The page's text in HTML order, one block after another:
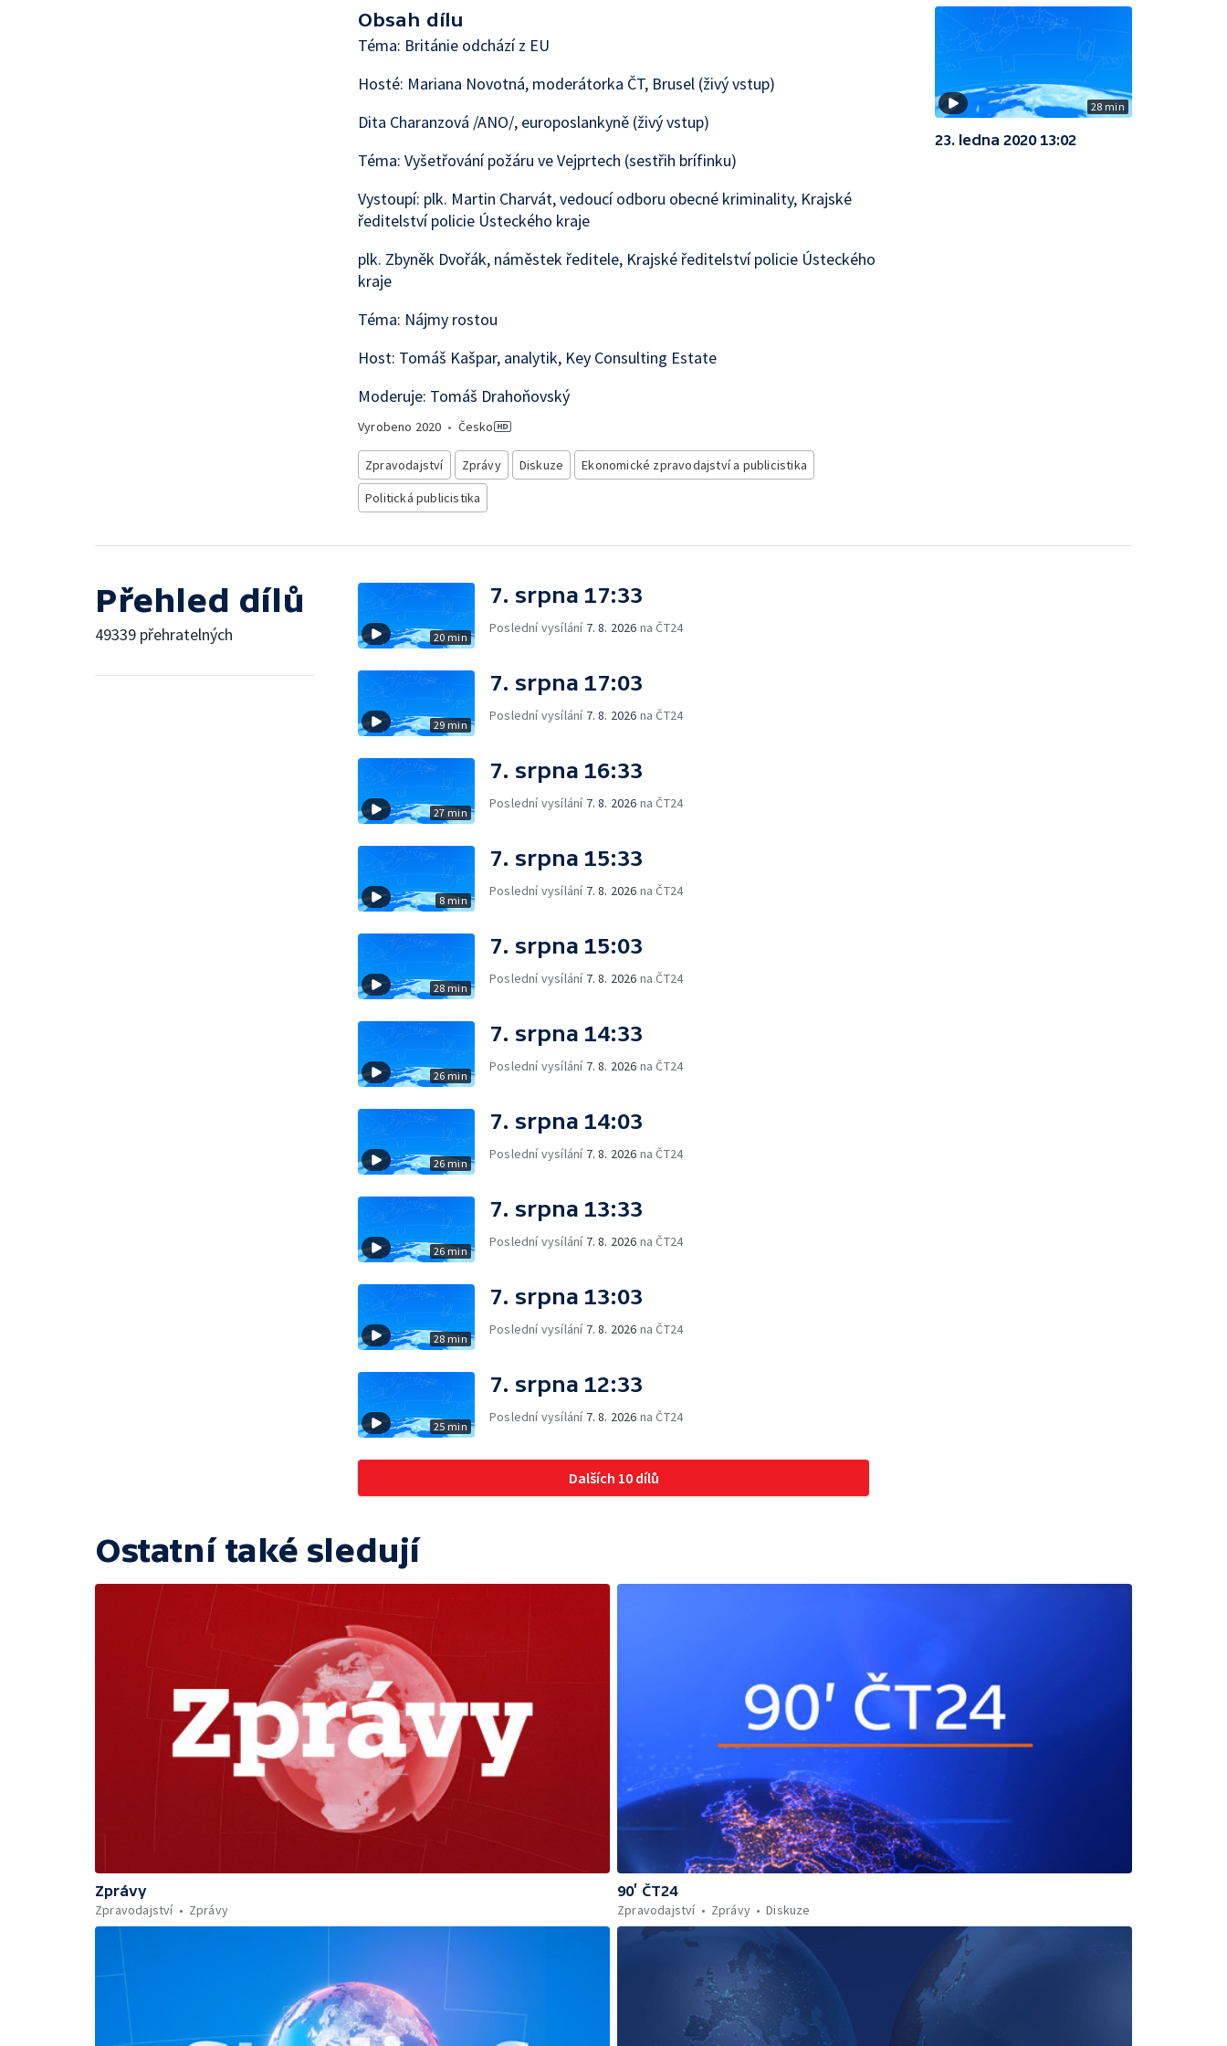
Obsah dílu
Téma: Británie odchází z EU
Hosté: Mariana Novotná, moderátorka ČT, Brusel (živý vstup)
Dita Charanzová /ANO/, europoslankyně (živý vstup)
Téma: Vyšetřování požáru ve Vejprtech (sestřih brífinku)
Vystoupí: plk. Martin Charvát, vedoucí odboru obecné kriminality, Krajské
ředitelství policie Ústeckého kraje
plk. Zbyněk Dvořák, náměstek ředitele, Krajské ředitelství policie Ústeckého
kraje
Téma: Nájmy rostou
Host: Tomáš Kašpar, analytik, Key Consulting Estate
Moderuje: Tomáš Drahoňovský
Vyrobeno 2020 • Česko
Zpravodajství Zprávy Diskuze
Ekonomické zpravodajství a publicistika
Politická publicistika
28 min
23. ledna 2020 13:02
Přehled dílů
49339 přehratelných 20 min
7. srpna 17:33
Poslední vysílání 7. 8. 2026 na ČT24
29 min
7. srpna 17:03
Poslední vysílání 7. 8. 2026 na ČT24
27 min
7. srpna 16:33
Poslední vysílání 7. 8. 2026 na ČT24
8 min
7. srpna 15:33
Poslední vysílání 7. 8. 2026 na ČT24
28 min
7. srpna 15:03
Poslední vysílání 7. 8. 2026 na ČT24
26 min
7. srpna 14:33
Poslední vysílání 7. 8. 2026 na ČT24
26 min
7. srpna 14:03
Poslední vysílání 7. 8. 2026 na ČT24
26 min
7. srpna 13:33
Poslední vysílání 7. 8. 2026 na ČT24
28 min
7. srpna 13:03
Poslední vysílání 7. 8. 2026 na ČT24
25 min
7. srpna 12:33
Poslední vysílání 7. 8. 2026 na ČT24
Dalších 10 dílů
Ostatní také sledují
Zprávy
Zpravodajství
Zprávy
90’ ČT24
Zpravodajství
Zprávy Diskuze